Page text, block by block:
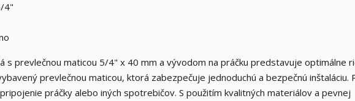
4"
s prevlečnou maticou 5/4" x 40 mm a vývodom na práčku predstavuje optimálne
prevlečnou maticou, ktorá zabezpečuje jednoduchú a bezpečnú inštaláciu.
práčky alebo iných spotrebičov. S použitím kvalitných materiálov a pevnej